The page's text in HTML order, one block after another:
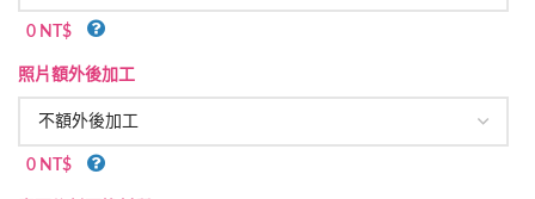
0 NT$
照片額外後加工
0 NT$